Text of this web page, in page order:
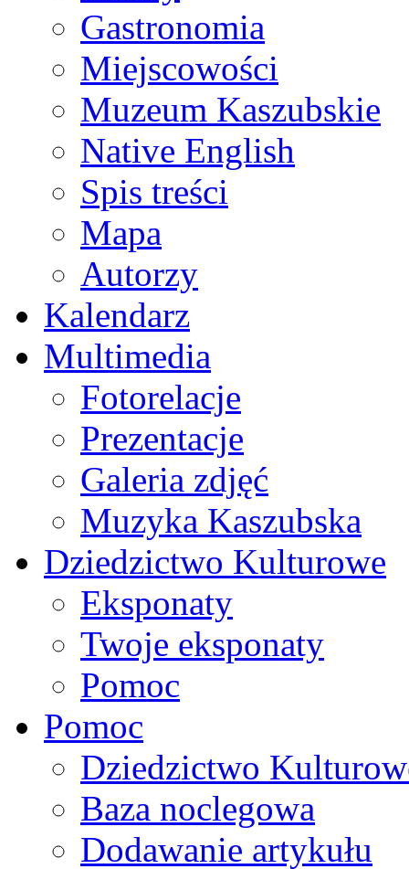
Gastronomia
Miejscowości
Muzeum Kaszubskie
Native English
Spis treści
Mapa
Autorzy
Kalendarz
Multimedia
Fotorelacje
Prezentacje
Galeria zdjęć
Muzyka Kaszubska
Dziedzictwo Kulturowe
Eksponaty
Twoje eksponaty
Pomoc
Pomoc
Dziedzictwo
Baza noclegowa
Dodawanie artykułu